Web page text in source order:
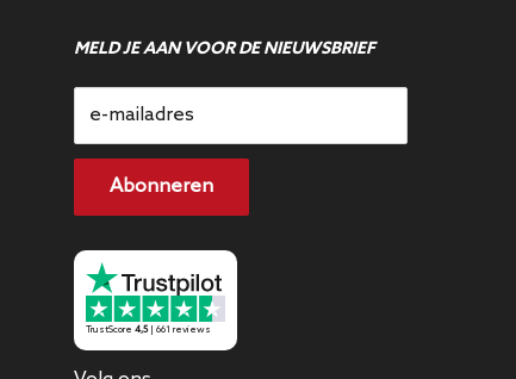
MELD JE AAN VOOR DE NIEUWSBRIEF
e-mailadres
Abonneren
TrustScore 4,5 | 661 reviews